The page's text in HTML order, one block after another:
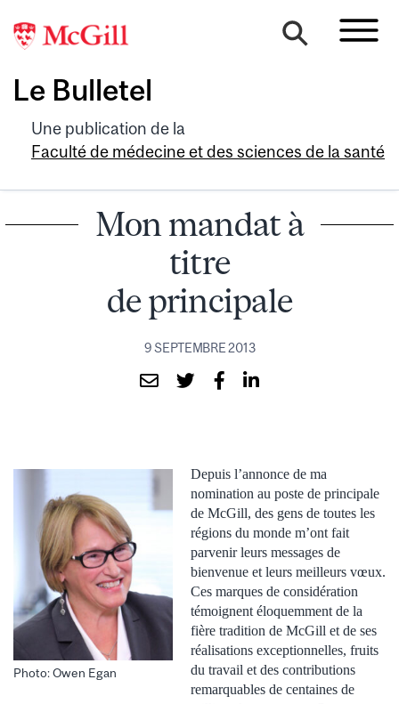
Le Bulletel
Une publication de la
Faculté de médecine et des sciences de la santé
Mon mandat à
titre
de principale
9 SEPTEMBRE 2013
Photo: Owen Egan
Depuis l’annonce de ma
nomination au poste de principale
de McGill, des gens de toutes les
régions du monde m’ont fait
parvenir leurs messages de
bienvenue et leurs meilleurs vœux.
Ces marques de considération
témoignent éloquemment de la
fière tradition de McGill et de ses
réalisations exceptionnelles, fruits
du travail et des contributions
remarquables de centaines de